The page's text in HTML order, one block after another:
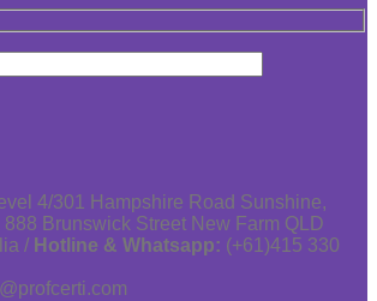
4/301 Hampshire Road Sunshine,
888 Brunswick Street New Farm QLD
/ Hotline & Whatsapp: (+61)415 330